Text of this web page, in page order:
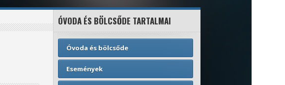
ÓVODA ÉS BÖLCSŐDE TARTALMAI
Óvoda és bölcsőde
Események